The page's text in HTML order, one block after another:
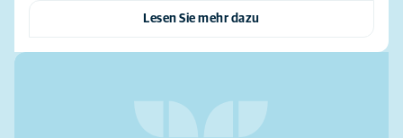
Lesen Sie mehr dazu